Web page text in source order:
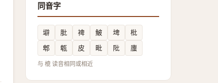
同音字
壀 肶 禆 鮍 埤
枇
郫
㼰 皮 毗 阰 螷
与 㮰 读音相同或相近